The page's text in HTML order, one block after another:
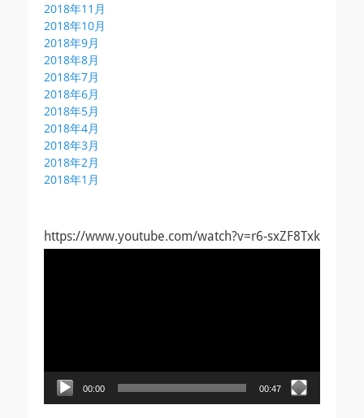
2018年11月
2018年10月
2018年9月
2018年8月
2018年7月
2018年6月
2018年5月
2018年4月
2018年3月
2018年2月
2018年1月
https://www.youtube.com/watch?v=r6-sxZF8Txk
00:00 00:47